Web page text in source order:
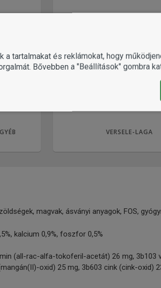
VERSELE-LAGA
magvak, ásványi anyagok, FOS,
kalcium 0,9%, foszfor 0,5%
(all-rac-alfa-tokoferil-acetát) 26 mg,
oxid) 25 mg, 3b603 cink (cink-oxid)
tartalmakat és reklámokat, hogy
Bővebben a "Beállítások" gombra